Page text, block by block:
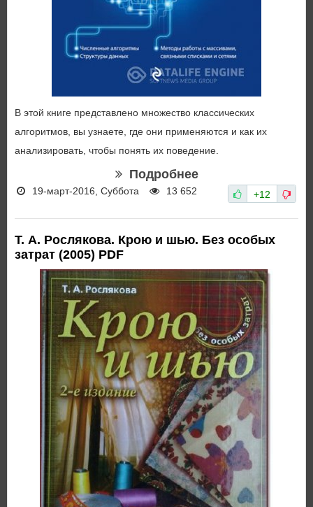
В этой книге представлено множество классических
алгоритмов, вы узнаете, где они применяются и как их
анализировать, чтобы понять их поведение.
Подробнее
19-март-2016, Суббота 13 652 +12
Т. А. Рослякова. Крою и шью. Без особых
затрат (2005) PDF